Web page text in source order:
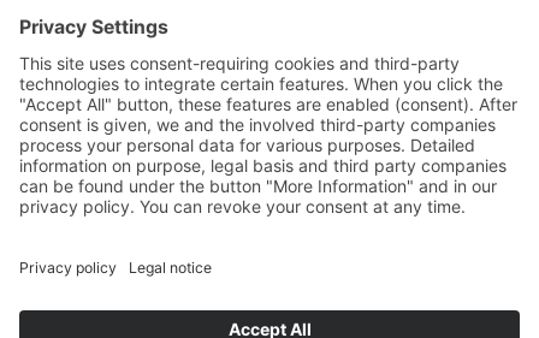
Impressum
Privacy